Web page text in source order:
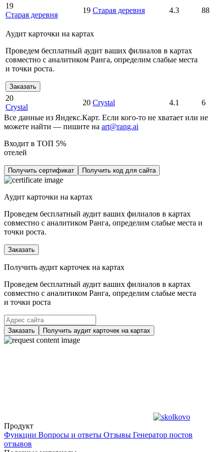
19
Старая деревня
19 Старая деревня 4.3 88
Аудит карточки на картах
Проведем бесплатный аудит ваших филиалов в картах
совместно с аналитиком Ранга, определим слабые места
и точки роста.
Заказать
20
Crystal
20 Crystal 4.1
6
Все данные из Яндекс.Карт. Если кого-то не хватает или не
можете найти — пишите на art@rang.ai
Входит в ТОП 5%
отелей
Получить сертификат Получить код для сайта
Аудит карточки на картах
Проведем бесплатный аудит ваших филиалов в картах
совместно с аналитиком Ранга, определим слабые места и
точки роста.
Заказать
Получить аудит карточек на картах
Проведем бесплатный аудит ваших филиалов в картах
совместно с аналитиком Ранга, определим слабые места
и точки роста
Заказать Получить аудит карточек на картах
Продукт
Функции Вопросы и ответы Отзывы Генератор постов
отзывов